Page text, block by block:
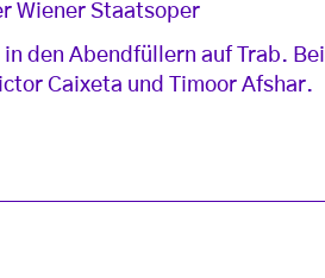
Wiener Staatsoper
den Abendfüllern auf Trab. Bei
Caixeta und Timoor Afshar.